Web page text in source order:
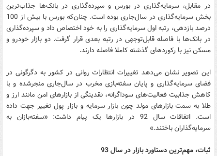
در مقابل، سرمایه‌گذاری در بورس و سپرده‌گذاری در بانک‌ها جذاب‌ترین
بخش سرمایه‌گذاری در سال‌جاری بوده است. چنان‌که بورس با بیش از 100
درصد بازدهی، رتبه اول سرمایه‌گذاری را به خود اختصاص داد و سپرده‌گذاری
در بانک‌ها با فاصله قابل‌توجهی در رتبه بعدی قرار گرفت. دو بازار خودرو و
مسکن نیز با رکورد‌های گذشته کاملا فاصله دارند.
این تصویر نشان می‌دهد تغییرات انتظارات روانی در کشور به دگرگونی در
فضای سرمایه‌گذاری و پایان سفته‌بازی مخرب در سال‌جاری منجرشده و با
کاهش جذابیت فعالیت‌های سوداگرانه، نقدینگی از بازارهای امن مانند ارز و
طلا به سمت بازارهای مولد چون بازار سرمایه و بازار پول تغییر جهت داده
است. اتفاقات سال 92 در بازار‌ها یک پیام داشت: «سفته‌بازان به
سرمایه‌گذاران باختند.»
ثبات، مهم‌ترین دستاورد بازار در سال 93